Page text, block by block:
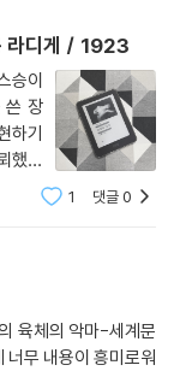
있다.
고, 일찍부터 학교
. 겨우 열다섯의 나
울리고 전위적인 예
지 않은 것으로 알려
러 편의 시를 발표하
쓰기 시작했다.
데, 라디게가 젊은
심에 빠졌다고 한
있으며, 그의 작품에
암시하는 말이라는
디게 / 1923
승이
쓴 장
하기
했는
나를
, 자
1 댓글0
육체의 악마-세계문
무 내용이 흥미로워